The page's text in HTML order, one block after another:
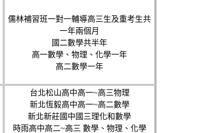
儒林補習班一對一輔導高三生及重考生共
一年兩個月
國二數學共半年
高一數學、物理、化學一年
高二數學一年
台北松山高中高一~高三物理
新北恆毅高中高一~高二數學
新北新莊國中國三理化和數學
時雨高中高二~高三 數學、物理、化學